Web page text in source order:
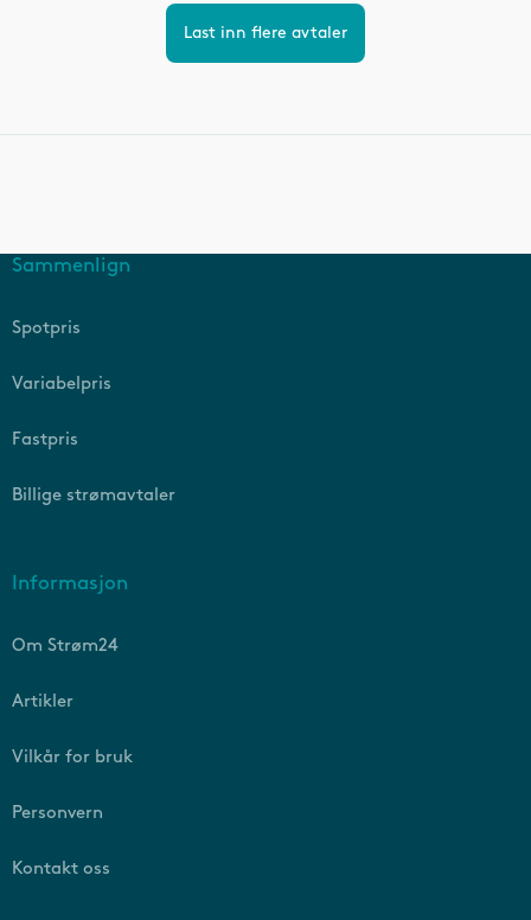
Last inn flere avtaler
Sammenlign
Spotpris
Variabelpris
Fastpris
Billige strømavtaler
Informasjon
Om Strøm24
Artikler
Vilkår for bruk
Personvern
Kontakt oss